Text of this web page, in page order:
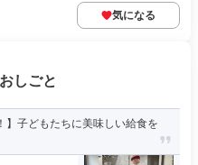
気になる
しごと
】子どもたちに美味しい給食を